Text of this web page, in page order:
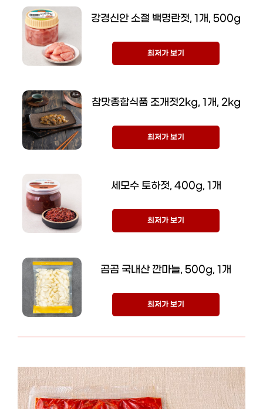
강경신안 소절 백명란젓, 1개, 500g
최저가 보기
참맛종합식품 조개젓2kg, 1개, 2kg
최저가 보기
세모수 토하젓, 400g, 1개
최저가 보기
곰곰 국내산 깐마늘, 500g, 1개
최저가 보기